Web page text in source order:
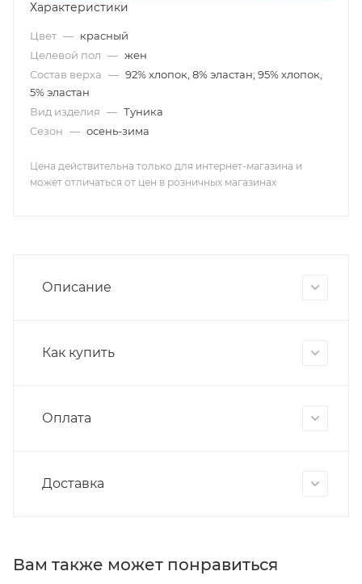
Характеристики
Цвет — красный
Целевой пол — жен
Состав верха — 92% хлопок, 8% эластан; 95% хлопок,
5% эластан
Вид изделия — Туника
Сезон — осень-зима
Цена действительна только для интернет-магазина и
может отличаться от цен в розничных магазинах
Описание
Как купить
Оплата
Доставка
Вам также может понравиться